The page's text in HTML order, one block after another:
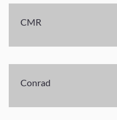
CMR
Conrad